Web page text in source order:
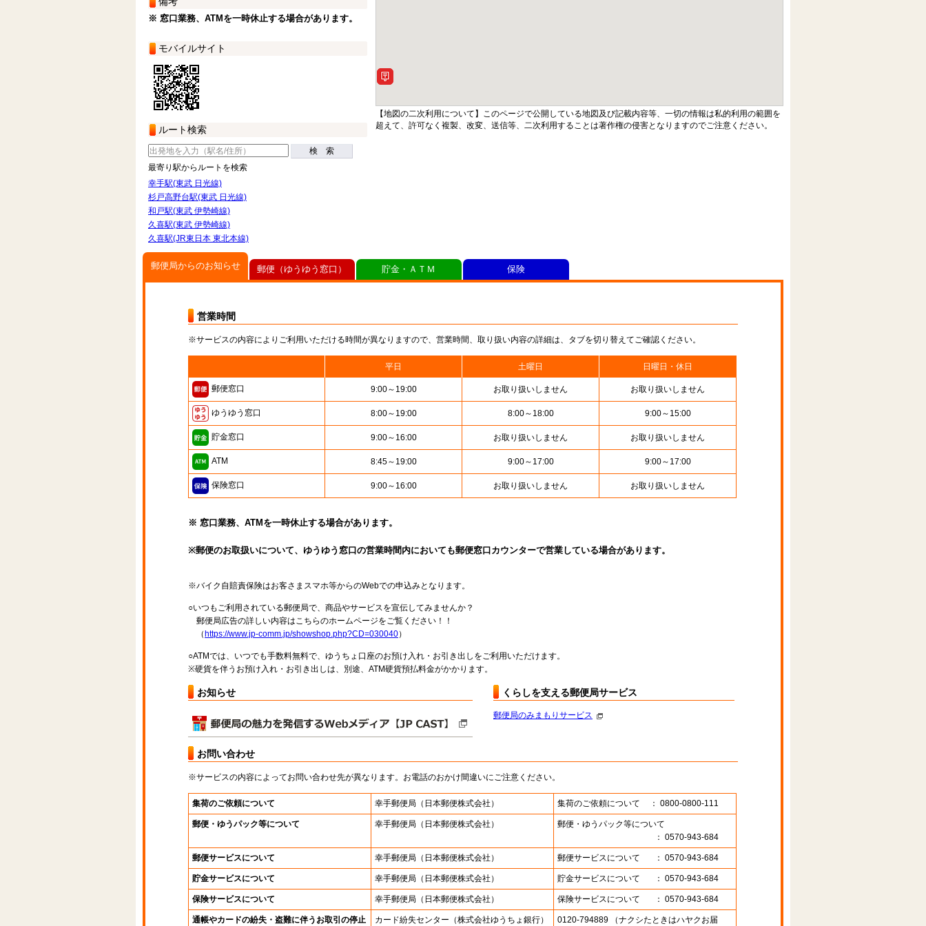
※ 窓口業務、ATMを一時休止する場合があります。
モバイルサイト
ルート検索
検 索
最寄り駅からルートを検索
幸手駅(東武 日光線)
杉戸高野台駅(東武 日光線)
和戸駅(東武 伊勢崎線)
久喜駅(東武 伊勢崎線)
久喜駅(JR東日本 東北本線)
【地図の二次利用について】このページで公開している地図及び記載内容等、一切の情報は私的利用の範囲を
超えて、許可なく複製、改変、送信等、二次利用することは著作権の侵害となりますのでご注意ください。
郵便局からのお知らせ
営業時間
※サービスの内容によりご利用いただける時間が異なりますので、営業時間、取り扱い内容の詳細は、タブを切り替えてご確認ください。
平日 土曜日 日曜日・休日
郵便窓口 9:00～19:00 お取り扱いしません お取り扱いしません
ゆうゆう窓口 8:00～19:00 8:00～18:00 9:00～15:00
貯金窓口 9:00～16:00 お取り扱いしません お取り扱いしません
ATM 8:45～19:00 9:00～17:00 9:00～17:00
保険窓口 9:00～16:00 お取り扱いしません お取り扱いしません
※ 窓口業務、ATMを一時休止する場合があります。
※郵便のお取扱いについて、ゆうゆう窓口の営業時間内においても郵便窓口カウンターで営業している場合があります。
※バイク自賠責保険はお客さまスマホ等からのWebでの申込みとなります。
○いつもご利用されている郵便局で、商品やサービスを宣伝してみませんか？
郵便局広告の詳しい内容はこちらのホームページをご覧ください！！
（ https://www.jp-comm.jp/showshop.php?CD=030040）
○ATMでは、いつでも手数料無料で、ゆうちょ口座のお預け入れ・お引き出しをご利用いただけます。
※硬貨を伴うお預け入れ・お引き出しは、別途、ATM硬貨預払料金がかかります。
お知らせ くらしを支える郵便局サービス
郵便局のみまもりサービス
お問い合わせ
※サービスの内容によってお問い合わせ先が異なります。お電話のおかけ間違いにご注意ください。
集荷のご依頼について 幸手郵便局 （日本郵便株式会社） 集荷のご依頼について ： 0800-0800-111
郵便・ゆうパック等について 幸手郵便局 （日本郵便株式会社）
郵便・ゆうパック等について
： 0570-943-684
郵便サービスについて 幸手郵便局 （日本郵便株式会社） 郵便サービスについて ： 0570-943-684
貯金サービスについて 幸手郵便局 （日本郵便株式会社） 貯金サービスについて ： 0570-943-684
保険サービスについて 幸手郵便局 （日本郵便株式会社） 保険サービスについて ： 0570-943-684
通帳やカードの紛失・盗難に伴うお取引の停止 カード紛失センター （株式会社ゆうちょ銀行） 0120-794889 （ナクシたときはハヤクお届
郵便（ゆうゆう窓口） 貯金・ＡＴＭ 保険